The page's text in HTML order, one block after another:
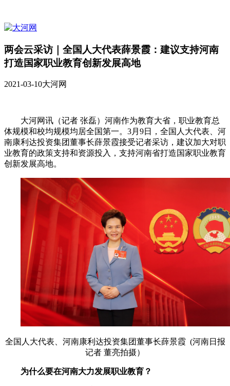
两会云采访｜全国人大代表薛景霞：建议支持河南
打造国家职业教育创新发展高地
2021-03-10大河网
大河网讯（记者 张磊）河南作为教育大省，职业教育总
体规模和校均规模均居全国第一。3月9日，全国人大代表、河
南康利达投资集团董事长薛景霞接受记者采访，建议加大对职
业教育的政策支持和资源投入，支持河南省打造国家职业教育
创新发展高地。
全国人大代表、河南康利达投资集团董事长薛景霞 (河南日报
记者 董亮拍摄）
为什么要在河南大力发展职业教育？